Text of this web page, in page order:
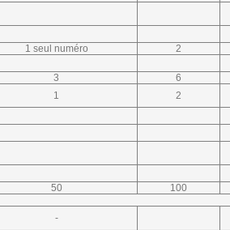
1 seul numéro
2
3
6
1
2
50 100
-